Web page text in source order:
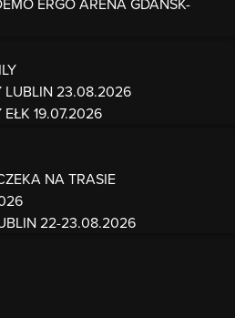
LUBLIN 23.08.2026
EŁK 19.07.2026
NA TRASIE
22-23.08.2026